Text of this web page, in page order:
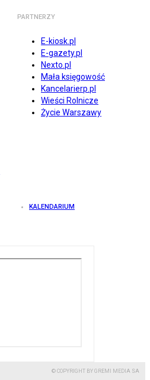
PARTNERZY
E-kiosk.pl
E-gazety.pl
Nexto.pl
Mała księgowość
Kancelarierp.pl
Wieści Rolnicze
Życie Warszawy
KALENDARIUM
© COPYRIGHT BY GREMI MEDIA SA